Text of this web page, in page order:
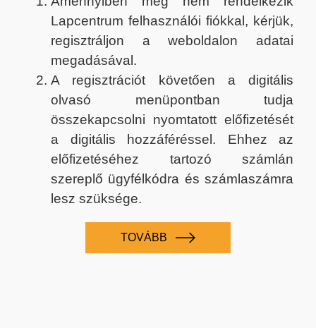
Lapcentrum felhasználói fiókkal, kérjük,
regisztráljon a weboldalon adatai
megadásával.
A regisztrációt követően a digitális
olvasó menüpontban tudja
összekapcsolni nyomtatott előfizetését
a digitális hozzáféréssel. Ehhez az
előfizetéséhez tartozó számlán
szereplő ügyfélkódra és számlaszámra
lesz szüksége.
TOVÁBB